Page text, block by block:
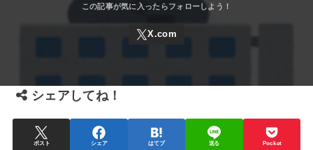
シェアしてね！
ポスト シェア はてブ 送る Pocket